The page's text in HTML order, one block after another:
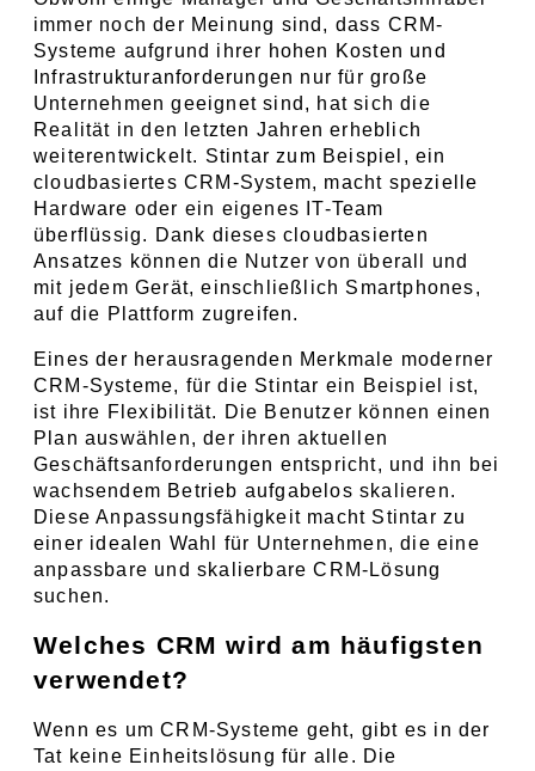
immer noch der Meinung sind, dass CRM-
Systeme aufgrund ihrer hohen Kosten und
Infrastrukturanforderungen nur für große
Unternehmen geeignet sind, hat sich die
Realität in den letzten Jahren erheblich
weiterentwickelt. Stintar zum Beispiel, ein
cloudbasiertes CRM-System, macht spezielle
Hardware oder ein eigenes IT-Team
überflüssig. Dank dieses cloudbasierten
Ansatzes können die Nutzer von überall und
mit jedem Gerät, einschließlich Smartphones,
auf die Plattform zugreifen.
Eines der herausragenden Merkmale moderner
CRM-Systeme, für die Stintar ein Beispiel ist,
ist ihre Flexibilität. Die Benutzer können einen
Plan auswählen, der ihren aktuellen
Geschäftsanforderungen entspricht, und ihn bei
wachsendem Betrieb aufgabelos skalieren.
Diese Anpassungsfähigkeit macht Stintar zu
einer idealen Wahl für Unternehmen, die eine
anpassbare und skalierbare CRM-Lösung
suchen.
Welches CRM wird am häufigsten
verwendet?
Wenn es um CRM-Systeme geht, gibt es in der
Tat keine Einheitslösung für alle. Die